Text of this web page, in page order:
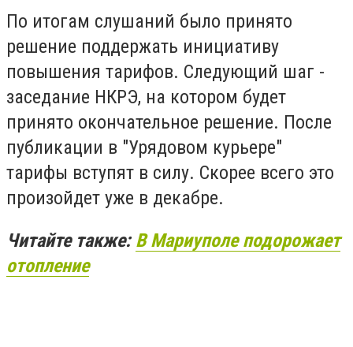
По итогам слушаний было принято
решение поддержать инициативу
повышения тарифов. Следующий шаг -
заседание НКРЭ, на котором будет
принято окончательное решение. После
публикации в "Урядовом курьере"
тарифы вступят в силу. Скорее всего это
произойдет уже в декабре.
Читайте также:В Мариуполе подорожает
отопление